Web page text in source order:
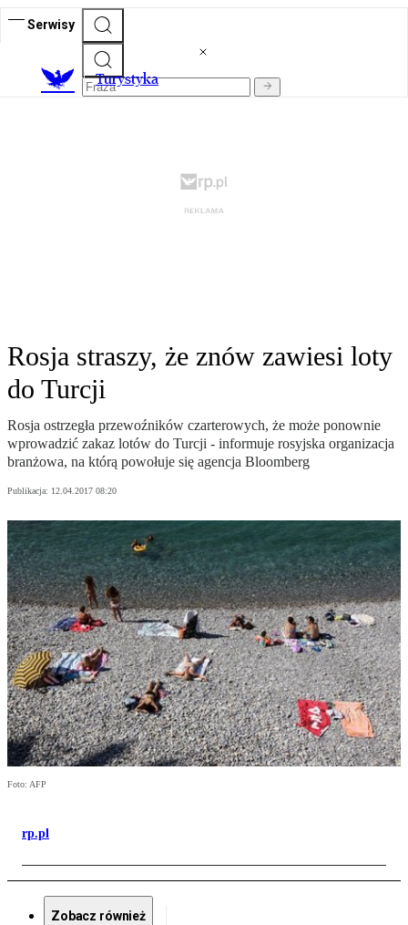
Serwisy
Turystyka
Rosja straszy, że znów zawiesi loty
do Turcji
Rosja ostrzegła przewoźników czarterowych, że może ponownie
wprowadzić zakaz lotów do Turcji - informuje rosyjska organizacja
branżowa, na którą powołuje się agencja Bloomberg
Publikacja: 12.04.2017 08:20
Foto: AFP
rp.pl
Zobacz również